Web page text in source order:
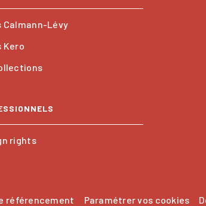
Calmann-Lévy
Kero
rights
référencement Paramétrer vos cookies